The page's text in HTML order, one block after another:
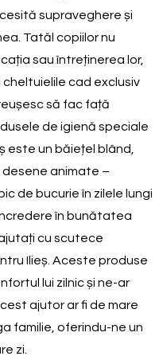
supraveghere și
Tatăl copiilor nu
sau întreținerea lor,
cad exclusiv
să fac față
de igienă speciale
un băiețel blând,
animate –
de bucurie în zilele lungi
în bunătatea
cu scutece
Ilieș. Aceste produse
lui zilnic și ne-ar
ajutor ar fi de mare
familie, oferindu-ne un
zi.